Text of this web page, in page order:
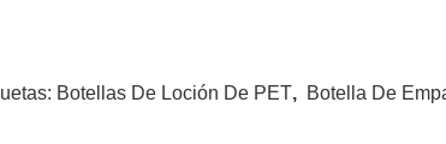
Botellas De Loción De PET, Botella De